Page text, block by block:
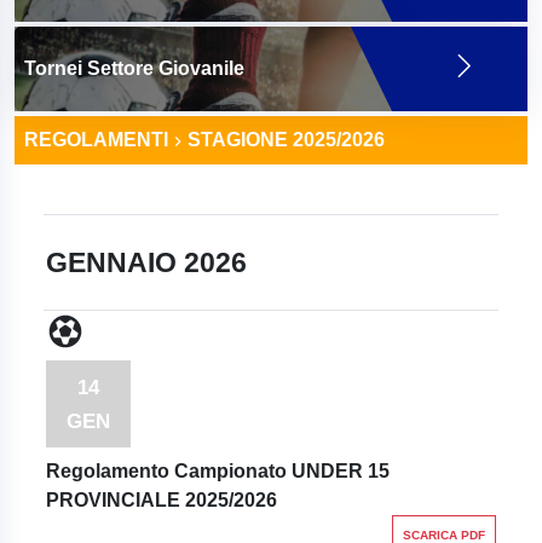
Tornei Settore Giovanile
REGOLAMENTI STAGIONE 2025/2026
GENNAIO 2026
14
GEN
Regolamento Campionato UNDER 15
PROVINCIALE 2025/2026
SCARICA PDF